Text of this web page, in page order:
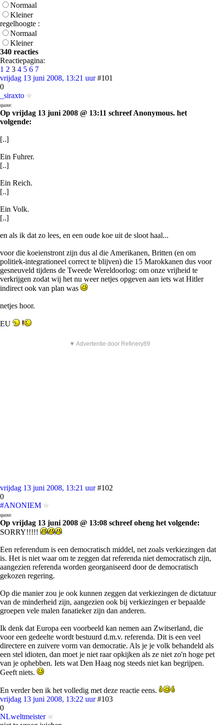
Normaal
Kleiner
regelhoogte :
Normaal
Kleiner
340 reacties
Reactiepagina:
1 2 3 4 5 6 7
vrijdag 13 juni 2008, 13:21 uur #101
0
_siraxto
quote:
Op vrijdag 13 juni 2008 @ 13:11 schreef Anonymous. het
volgende:
[..]
Ein Fuhrer.
[..]
Ein Reich.
[..]
Ein Volk.
[..]
en als ik dat zo lees, en een oude koe uit de sloot haal...
voor die koeienstront zijn dus al die Amerikanen, Britten (en om
politiek-integrationeel correct te blijven) die 15 Marokkanen dus voor
gesneuveld tijdens de Tweede Wereldoorlog: om onze vrijheid te
verkrijgen zodat wij het nu weer netjes opgeven aan iets wat Hitler
indirect ook van plan was
netjes hoor.
EU
▼ Advertentie door Refinery89
vrijdag 13 juni 2008, 13:21 uur #102
0
#ANONIEM
quote:
Op vrijdag 13 juni 2008 @ 13:08 schreef oheng het volgende:
SORRY!!!!!
Een referendum is een democratisch middel, net zoals verkiezingen dat
is. Het is niet waar om te zeggen dat referenda niet democratisch zijn,
aangezien referenda worden georganiseerd door de democratisch
gekozen regering.
Op die manier zou je ook kunnen zeggen dat verkiezingen de dictatuur
van de minderheid zijn, aangezien ook bij verkiezingen er bepaalde
groepen vele malen fanatieker zijn dan anderen.
Ik denk dat Europa een voorbeeld kan nemen aan Zwitserland, die
voor een gedeelte wordt bestuurd d.m.v. referenda. Dit is een veel
directere en zuivere vorm van democratie. Als je je volk behandeld als
een stel idioten, dan moet je niet raar opkijken als ze niet zo'n hoge pet
van je ophebben. Iets wat Den Haag nog steeds niet kan begrijpen.
Geeft niets.
En verder ben ik het volledig met deze reactie eens.
vrijdag 13 juni 2008, 13:22 uur #103
0
NLweltmeister